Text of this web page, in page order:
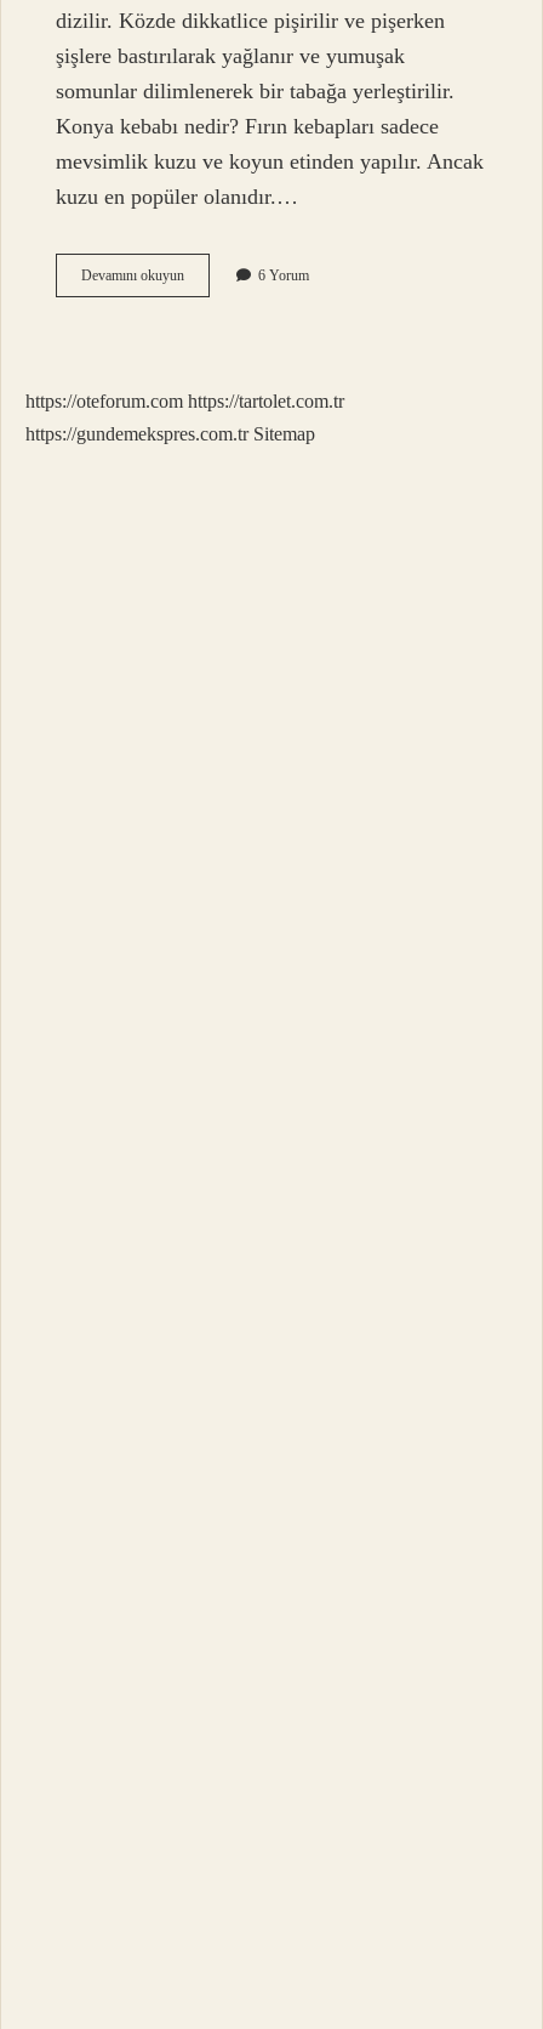
dizilir. Közde dikkatlice pişirilir ve pişerken
şişlere bastırılarak yağlanır ve yumuşak
somunlar dilimlenerek bir tabağa yerleştirilir.
Konya kebabı nedir? Fırın kebapları sadece
mevsimlik kuzu ve koyun etinden yapılır. Ancak
kuzu en popüler olanıdır.…
Devamını okuyunElma
Kebabı
6 Yorum
https://oteforum.com https://tartolet.com.tr
https://gundemekspres.com.tr Sitemap